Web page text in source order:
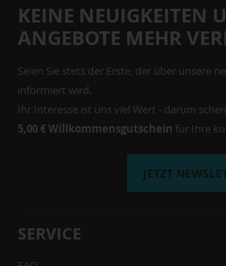
KEINE NEUIGKEITEN
ANGEBOTE MEHR
Seien Sie stets der Erste, der über unsere
informiert wird.
Ihr Interesse ist uns viel Wert - darum
5,00 € Willkommensgutschein für Ihre
JETZT
SERVICE